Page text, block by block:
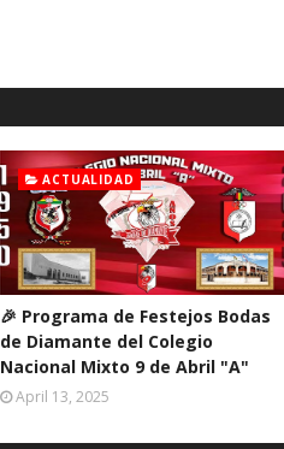
ACTUALIDAD
🎉 Programa de Festejos Bodas
de Diamante del Colegio
Nacional Mixto 9 de Abril "A"
April 13, 2025